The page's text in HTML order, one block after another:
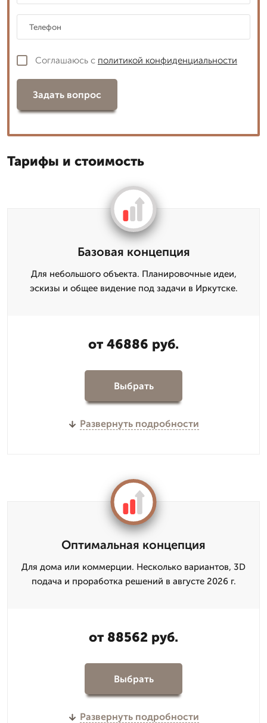
Соглашаюсь с политикой конфиденциальности
Задать вопрос
Тарифы и стоимость
Базовая концепция
Для небольшого объекта. Планировочные идеи,
эскизы и общее видение под задачи в Иркутске.
от 46886 руб.
Выбрать
Развернуть подробности
Оптимальная концепция
Для дома или коммерции. Несколько вариантов, 3D
подача и проработка решений в августе 2026 г.
от 88562 руб.
Выбрать
Развернуть подробности